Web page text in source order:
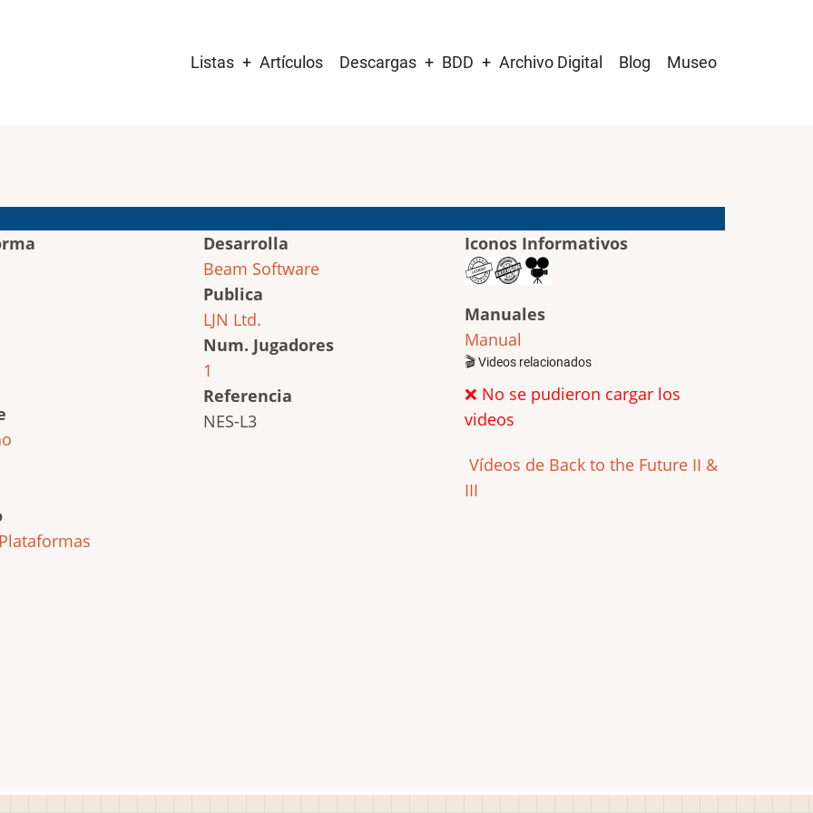
navigation
Listas Artículos Descargas BDD Archivo Digital Blog Museo
Plataformas
Desarrolla
Beam Software
Publica
LJN Ltd.
Num. Jugadores
1
Referencia
NES-L3
Iconos Informativos
Manuales
Manual
🎬 Videos relacionados
❌ No se pudieron cargar los
videos
Vídeos de Back to the Future II &
III